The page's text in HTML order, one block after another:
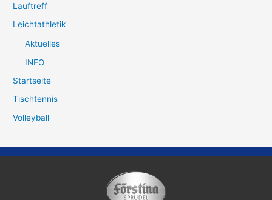
Lauftreff
Leichtathletik
Aktuelles
INFO
Startseite
Tischtennis
Volleyball